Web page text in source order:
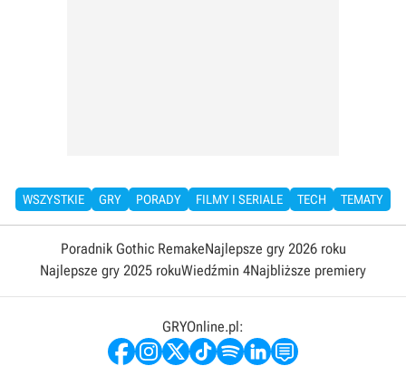
WSZYSTKIE GRY PORADY FILMY I SERIALE TECH TEMATY
Poradnik Gothic RemakeNajlepsze gry 2026 roku
Najlepsze gry 2025 rokuWiedźmin 4Najbliższe premiery
GRYOnline.pl: